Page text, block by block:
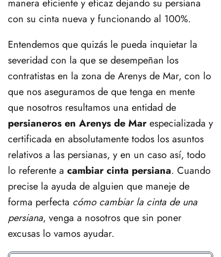
manera eficiente y eficaz dejando su persiana
con su cinta nueva y funcionando al 100%.
Entendemos que quizás le pueda inquietar la
severidad con la que se desempeñan los
contratistas en la zona de Arenys de Mar, con lo
que nos aseguramos de que tenga en mente
que nosotros resultamos una entidad de
persianeros en Arenys de Mar especializada y
certificada en absolutamente todos los asuntos
relativos a las persianas, y en un caso así, todo
lo referente a cambiar cinta persiana. Cuando
precise la ayuda de alguien que maneje de
forma perfecta cómo cambiar la cinta de una
persiana, venga a nosotros que sin poner
excusas lo vamos ayudar.